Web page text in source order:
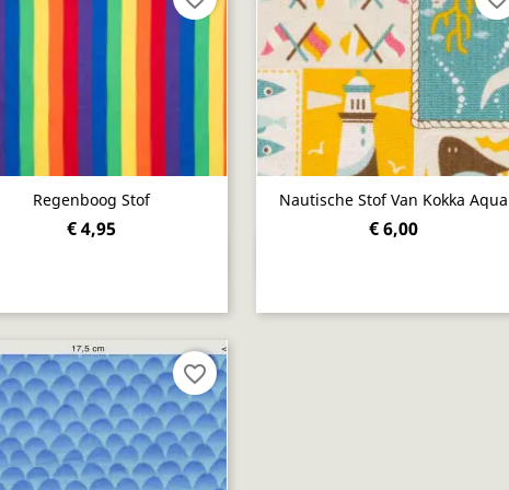
Regenboog Stof
€ 4,95
Nautische Stof Van Kokka Aqua
€ 6,00
favorite_border